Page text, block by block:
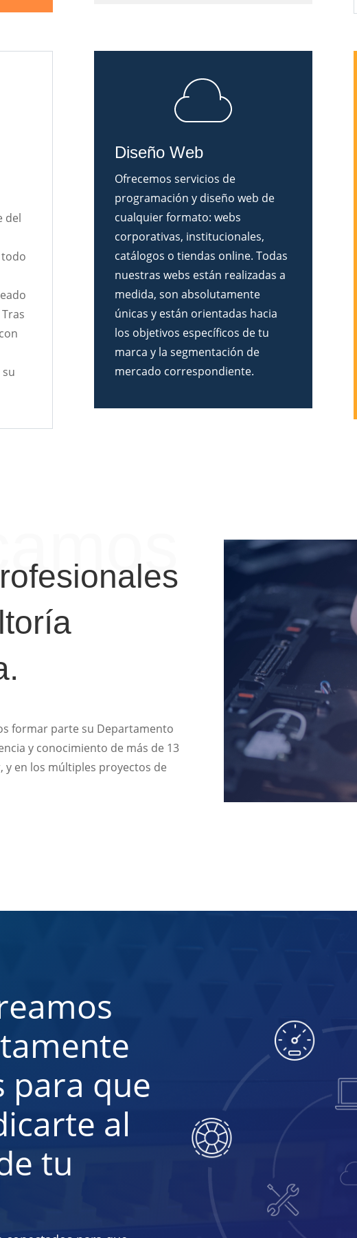
del
Diseño Web
Ofrecemos servicios de
programación y diseño web de
cualquier formato: webs
corporativas, institucionales,
catálogos o tiendas online. Todas
nuestras webs están realizadas a
medida, son absolutamente
únicas y están orientadas hacia
los objetivos específicos de tu
marca y la segmentación de
mercado correspondiente.
formar parte su Departamento
y conocimiento de más de 13
y en los múltiples proyectos de
para que
al
tu